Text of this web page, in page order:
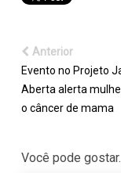
Anterior
Evento no Projeto
Aberta alerta
o câncer de mama
Você pode